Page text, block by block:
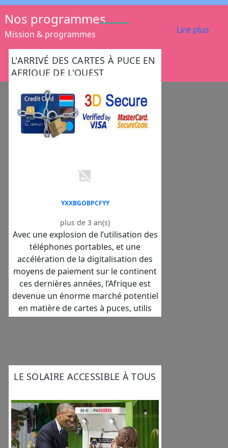
Nos programmes
Mission & programmes
L'ARRIVÉ DES CARTES À PUCE EN
AFRIQUE DE L'OUEST
YXXBGOBPCFYY
plus de 3 an(s)
Avec une explosion de l’utilisation des
téléphones portables, et une
accélération de la digitalisation des
moyens de paiement sur le continent
ces dernières années, l’Afrique est
devenue un énorme marché potentiel
en matière de cartes à puces, utilis
LE SOLAIRE ACCESSIBLE À TOUS
Lire plus